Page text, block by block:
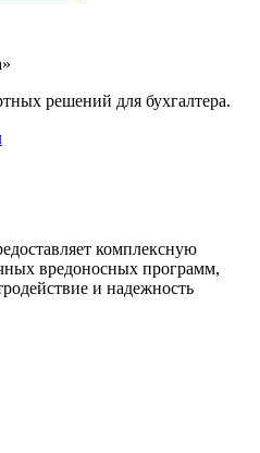
решений для бухгалтера.
комплексную
вредоносных программ,
и надежность